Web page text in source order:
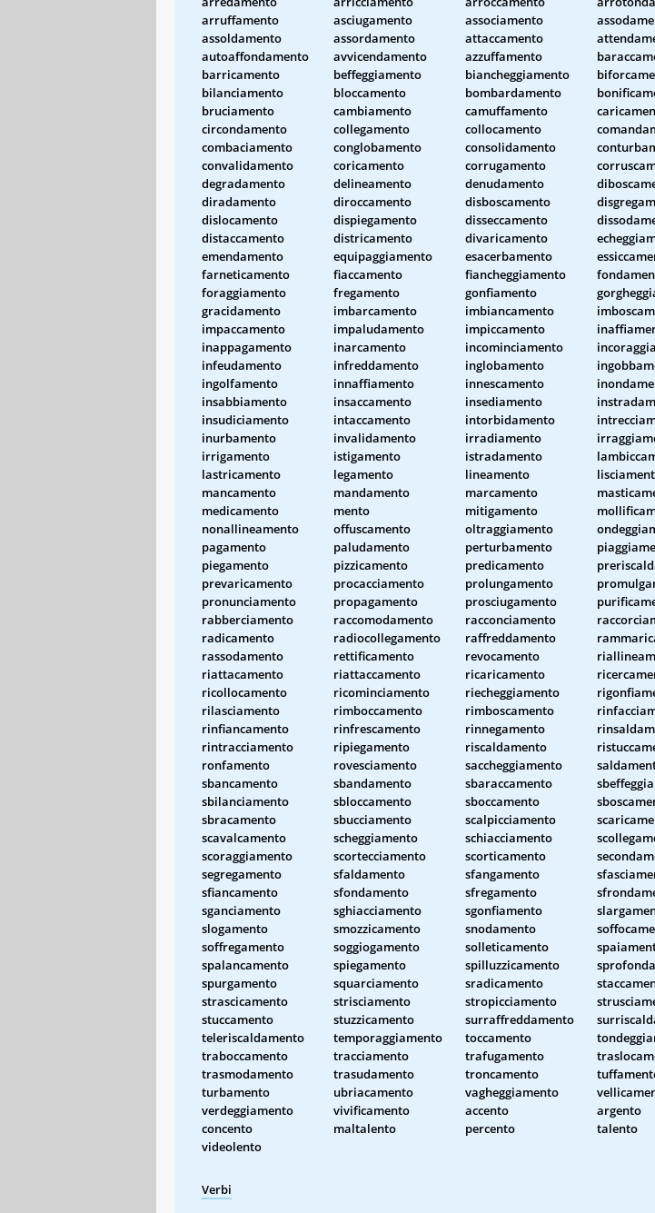
arruffamento
asciugamento associamento
assoldamento
assordamento attaccamento
autoaffondamento
avvicendamento azzuffamento
barricamento
beffeggiamento biancheggiamento
bilanciamento
bloccamento bombardamento
bruciamento
cambiamento camuffamento
circondamento
collegamento collocamento
combaciamento
conglobamento consolidamento
convalidamento
coricamento corrugamento
degradamento
delineamento denudamento
diradamento
diroccamento disboscamento
dislocamento
dispiegamento disseccamento
distaccamento
districamento divaricamento
emendamento
equipaggiamento esacerbamento
farneticamento
fiaccamento fiancheggiamento
foraggiamento
fregamento gonfiamento
gracidamento
imbarcamento imbiancamento
impaccamento
impaludamento impiccamento
inappagamento
inarcamento incominciamento
infeudamento
infreddamento inglobamento
ingolfamento
innaffiamento innescamento
insabbiamento
insaccamento insediamento
insudiciamento
intaccamento intorbidamento
inurbamento
invalidamento irradiamento
irrigamento
istigamento istradamento
lastricamento
legamento lineamento
mancamento
mandamento marcamento
medicamento
mento mitigamento
nonallineamento
offuscamento oltraggiamento
pagamento
paludamento perturbamento
piegamento
pizzicamento predicamento
prevaricamento
procacciamento prolungamento
pronunciamento
propagamento prosciugamento
rabberciamento
raccomodamento racconciamento
radicamento
radiocollegamento raffreddamento
rassodamento
rettificamento revocamento
riattacamento
riattaccamento ricaricamento
ricollocamento
ricominciamento riecheggiamento
rilasciamento
rimboccamento rimboscamento
rinfiancamento
rinfrescamento rinnegamento
rintracciamento
ripiegamento riscaldamento
ronfamento
rovesciamento saccheggiamento
sbancamento
sbandamento sbaraccamento
sbilanciamento
sbloccamento sboccamento
sbracamento
sbucciamento scalpicciamento
scavalcamento
scheggiamento schiacciamento
scoraggiamento
scortecciamento scorticamento
segregamento
sfaldamento sfangamento
sfiancamento
sfondamento sfregamento
sganciamento
sghiacciamento sgonfiamento
slogamento
smozzicamento snodamento
soffregamento
soggiogamento solleticamento
spalancamento
spiegamento spilluzzicamento
spurgamento
squarciamento sradicamento
strascicamento
strisciamento stropicciamento
stuccamento
stuzzicamento surraffreddamento
teleriscaldamento
temporaggiamento toccamento
traboccamento
tracciamento trafugamento
trasmodamento
trasudamento troncamento
turbamento
ubriacamento vagheggiamento
verdeggiamento
vivificamento accento
argento
concento
maltalento percento
talento
videolento
Verbi